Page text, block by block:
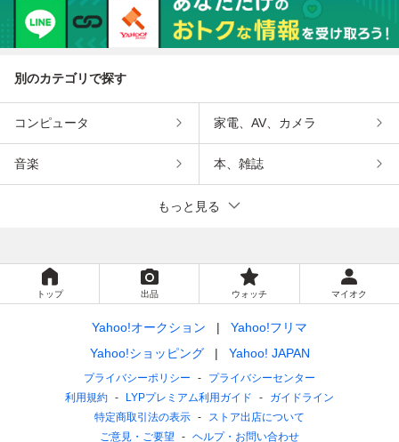
+生物波】駆除装
置 人体、動物、環
境に無害
対応 大 中 小型猫
犬用
別のカテゴリで探す
コンピュータ 家電、AV、カメラ
音楽 本、雑誌
もっと見る
トップ 出品 ウォッチ マイオク
Yahoo!オークション
Yahoo!フリマ
Yahoo!ショッピング
Yahoo! JAPAN
プライバシーポリシー
プライバシーセンター
利用規約
LYPプレミアム利用ガイド
ガイドライン
特定商取引法の表示
ストア出店について
ご意見・ご要望
ヘルプ・お問い合わせ